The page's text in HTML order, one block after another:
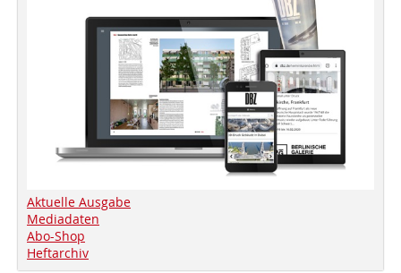
Aktuelle Ausgabe
Mediadaten
Abo-Shop
Heftarchiv